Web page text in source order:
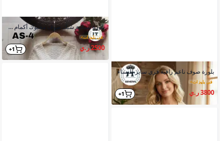
بلوزة صوف ناعم راقية فري سايز للنساء
في بلوزات>
3800 ر.ي 1+
بلوزة نسائية شبك صوف محبوك أكمام طويلة ياقة V
في بلوزات>
2500 ر.ي 1+